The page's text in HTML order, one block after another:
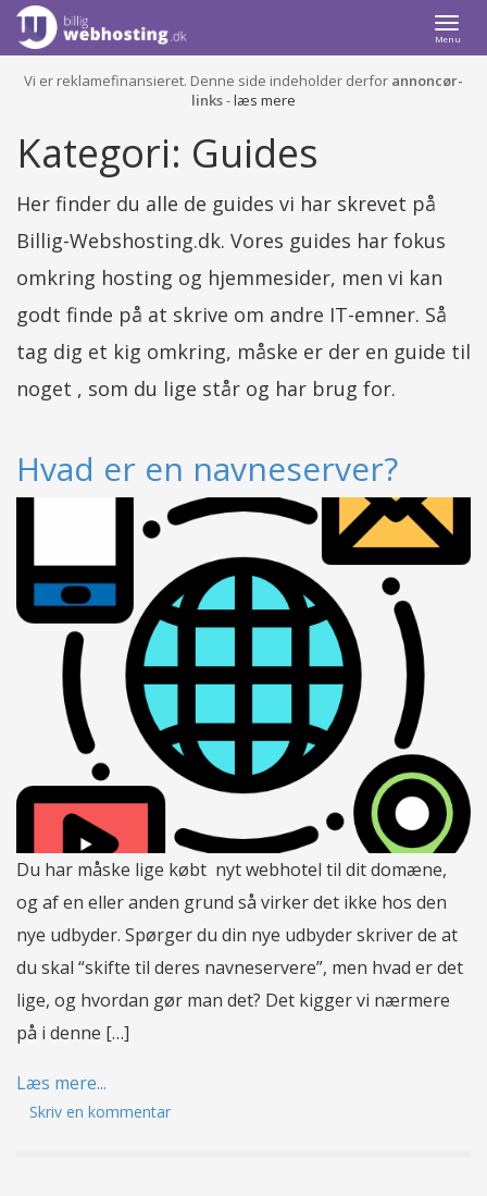
Menu
Vi er reklamefinansieret. Denne side indeholder derfor annoncør-
links-læs mere
Kategori: Guides
Her finder du alle de guides vi har skrevet på
Billig-Webshosting.dk. Vores guides har fokus
omkring hosting og hjemmesider, men vi kan
godt finde på at skrive om andre IT-emner. Så
tag dig et kig omkring, måske er der en guide til
noget , som du lige står og har brug for.
Hvad er en navneserver?
Du har måske lige købt nyt webhotel til dit domæne,
og af en eller anden grund så virker det ikke hos den
nye udbyder. Spørger du din nye udbyder skriver de at
du skal “skifte til deres navneservere”, men hvad er det
lige, og hvordan gør man det? Det kigger vi nærmere
på i denne […]
Læs mere...
Skriv en kommentar